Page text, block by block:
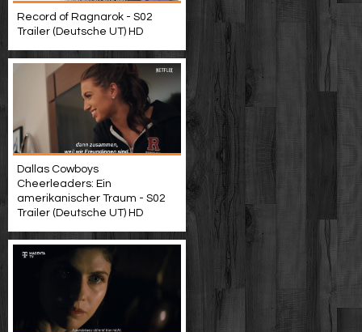
Record of Ragnarok - S02
Trailer (Deutsche UT) HD
Dallas Cowboys
Cheerleaders: Ein
amerikanischer Traum - S02
Trailer (Deutsche UT) HD